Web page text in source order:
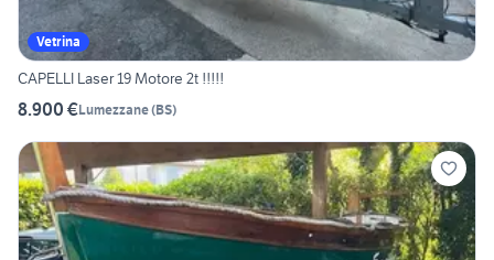
Vetrina
CAPELLI Laser 19 Motore 2t !!!!!
8.900 €Lumezzane(BS)